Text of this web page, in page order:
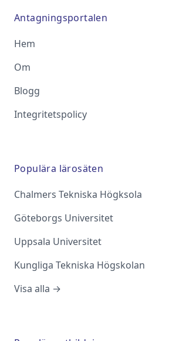
Antagningsportalen
Hem
Om
Blogg
Integritetspolicy
Populära lärosäten
Chalmers Tekniska Högksola
Göteborgs Universitet
Uppsala Universitet
Kungliga Tekniska Högskolan
Visa alla →